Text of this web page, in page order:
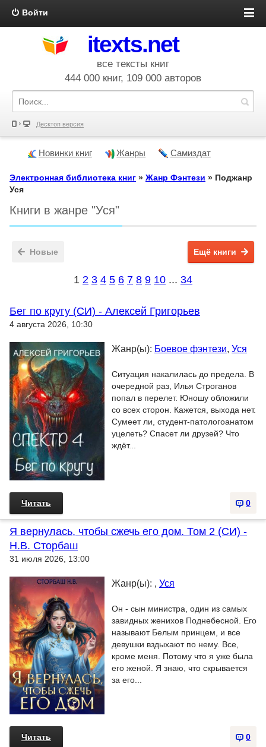
Войти
itexts.net
все тексты книг
444 000 книг, 109 000 авторов
Десктоп версия
Новинки книг Жанры Самиздат
Электронная библиотека книг » Жанр Фэнтези » Поджанр
Уся
Книги в жанре "Уся"
Новые Ещё книги
1 2 3 4 5 6 7 8 9 10 ... 34
Бег по кругу (СИ) - Алексей Григорьев
4 августа 2026, 10:30
Жанр(ы): Боевое фэнтези, Уся
Ситуация накалилась до предела. В
очередной раз, Илья Строганов
попал в перелет. Юношу обложили
со всех сторон. Кажется, выхода нет.
Сумеет ли, студент-патологоанатом
уцелеть? Спасет ли друзей? Что
ждёт...
0
Читать
Я вернулась, чтобы сжечь его дом. Том 2 (СИ) -
Н.В. Сторбаш
31 июля 2026, 13:00
Жанр(ы): , Уся
Он - сын министра, один из самых
завидных женихов Поднебесной. Его
называют Белым принцем, и все
девушки вздыхают по нему. Все,
кроме меня. Потому что я уже была
его женой. Я знаю, что скрывается
за его...
0
Читать